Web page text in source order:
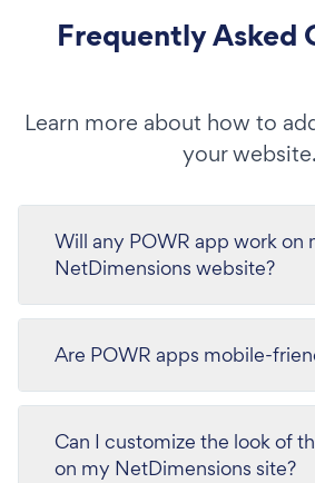
Frequently Asked
Learn more about how to
your website.
Will any POWR app work on
NetDimensions website?
Are POWR apps mobile-
Can I customize the look of
on my NetDimensions site?